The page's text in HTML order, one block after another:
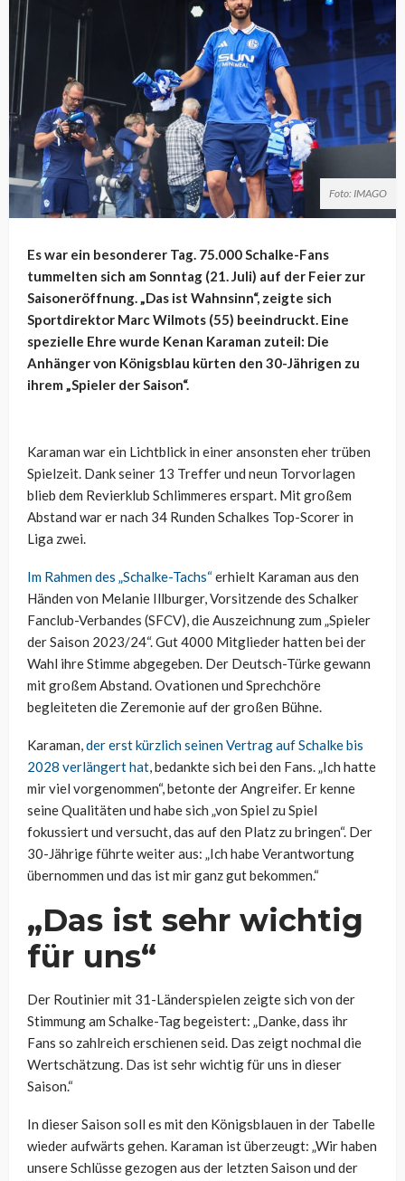
Foto: IMAGO
Es war ein besonderer Tag. 75.000 Schalke-Fans
tummelten sich am Sonntag (21. Juli) auf der Feier zur
Saisoneröffnung. „Das ist Wahnsinn“, zeigte sich
Sportdirektor Marc Wilmots (55) beeindruckt. Eine
spezielle Ehre wurde Kenan Karaman zuteil: Die
Anhänger von Königsblau kürten den 30-Jährigen zu
ihrem „Spieler der Saison“.
Karaman war ein Lichtblick in einer ansonsten eher trüben
Spielzeit. Dank seiner 13 Treffer und neun Torvorlagen
blieb dem Revierklub Schlimmeres erspart. Mit großem
Abstand war er nach 34 Runden Schalkes Top-Scorer in
Liga zwei.
Im Rahmen des „Schalke-Tachs“erhielt Karaman aus den
Händen von Melanie Illburger, Vorsitzende des Schalker
Fanclub-Verbandes (SFCV), die Auszeichnung zum „Spieler
der Saison 2023/24“. Gut 4000 Mitglieder hatten bei der
Wahl ihre Stimme abgegeben. Der Deutsch-Türke gewann
mit großem Abstand. Ovationen und Sprechchöre
begleiteten die Zeremonie auf der großen Bühne.
Karaman,der erst kürzlich seinen Vertrag auf Schalke bis
2028 verlängert hat, bedankte sich bei den Fans. „Ich hatte
mir viel vorgenommen“, betonte der Angreifer. Er kenne
seine Qualitäten und habe sich „von Spiel zu Spiel
fokussiert und versucht, das auf den Platz zu bringen“. Der
30-Jährige führte weiter aus: „Ich habe Verantwortung
übernommen und das ist mir ganz gut bekommen.“
„Das ist sehr wichtig
für uns“
Der Routinier mit 31-Länderspielen zeigte sich von der
Stimmung am Schalke-Tag begeistert: „Danke, dass ihr
Fans so zahlreich erschienen seid. Das zeigt nochmal die
Wertschätzung. Das ist sehr wichtig für uns in dieser
Saison.“
In dieser Saison soll es mit den Königsblauen in der Tabelle
wieder aufwärts gehen. Karaman ist überzeugt: „Wir haben
unsere Schlüsse gezogen aus der letzten Saison und der